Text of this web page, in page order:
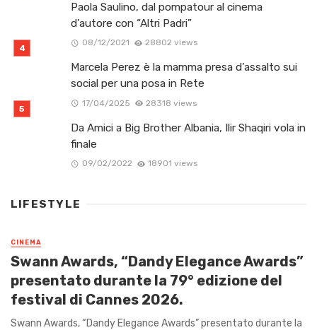
Paola Saulino, dal pompatour al cinema
d’autore con “Altri Padri”
08/12/2021 28802 views
Marcela Perez è la mamma presa d’assalto sui
social per una posa in Rete
17/04/2025 28318 views
Da Amici a Big Brother Albania, Ilir Shaqiri vola in
finale
09/02/2022 18901 views
LIFESTYLE
CINEMA
Swann Awards, “Dandy Elegance Awards”
presentato durante la 79° edizione del
festival di Cannes 2026.
Swann Awards, “Dandy Elegance Awards” presentato durante la